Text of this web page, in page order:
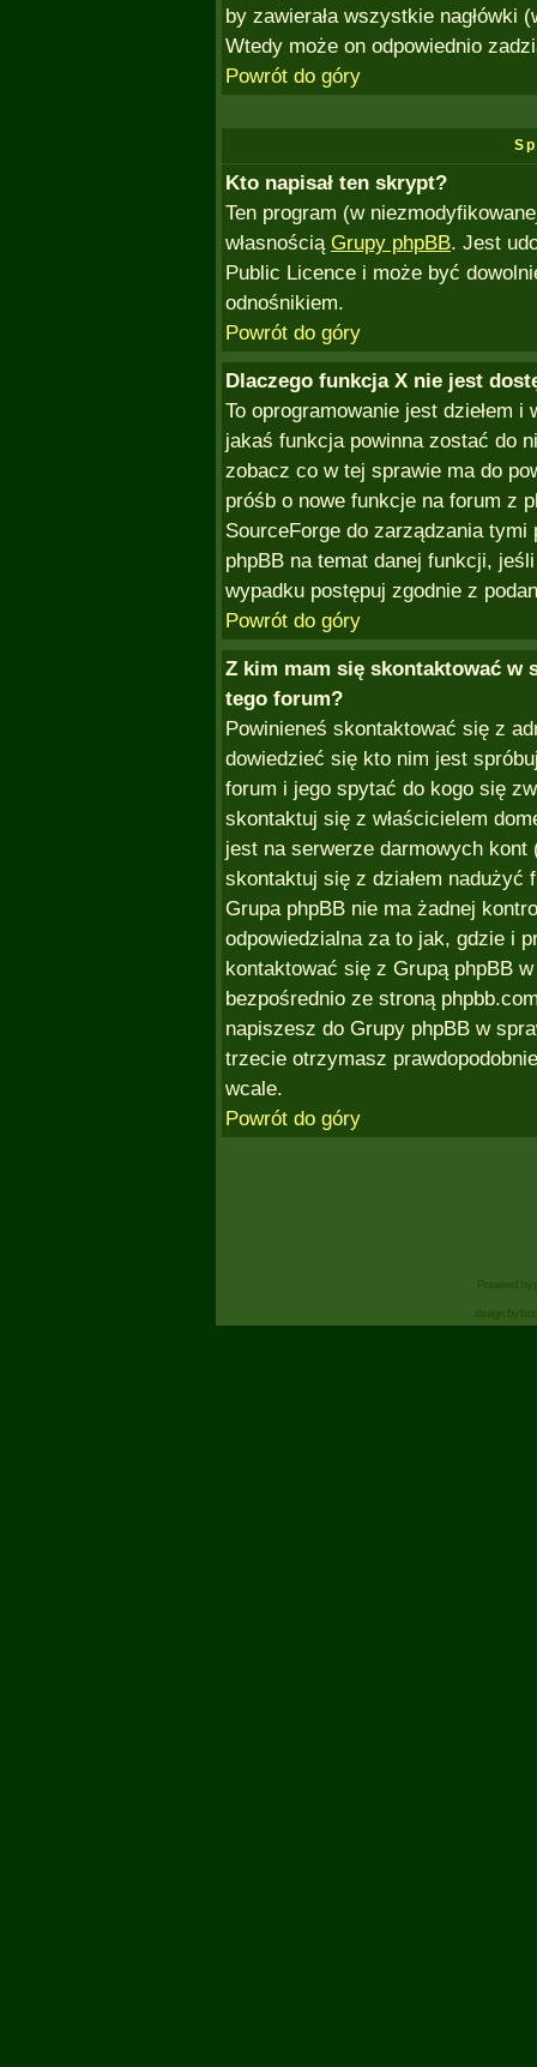
by zawierała wszystkie
Wtedy może on odpowiednio
Powrót do góry
Kto napisał ten skrypt?
Ten program (w
własnością Grupy phpBB. Jest
Public Licence i może być
odnośnikiem.
Powrót do góry
Dlaczego funkcja X nie jest
To oprogramowanie jest dziełem
jakaś funkcja powinna zostać do
zobacz co w tej sprawie ma do
próśb o nowe funkcje na forum z
SourceForge do zarządzania
phpBB na temat danej funkcji,
wypadku postępuj zgodnie z
Powrót do góry
Z kim mam się skontaktować w
tego forum?
Powinieneś skontaktować się z
dowiedzieć się kto nim jest
forum i jego spytać do kogo się
skontaktuj się z właścicielem
jest na serwerze darmowych
skontaktuj się z działem
Grupa phpBB nie ma żadnej
odpowiedzialna za to jak, gdzie i
kontaktować się z Grupą phpBB
bezpośrednio ze stroną
napiszesz do Grupy phpBB w
trzecie otrzymasz
wcale.
Powrót do góry